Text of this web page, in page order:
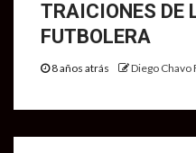
TRAICIONES DE
FUTBOLERA
8 años atrás Diego Chavo